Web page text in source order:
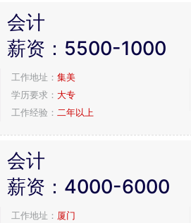
会计
薪资： 5500-1000
工作地址： 集美
学历要求： 大专
工作经验： 二年以上
会计
薪资： 4000-6000
工作地址： 厦门